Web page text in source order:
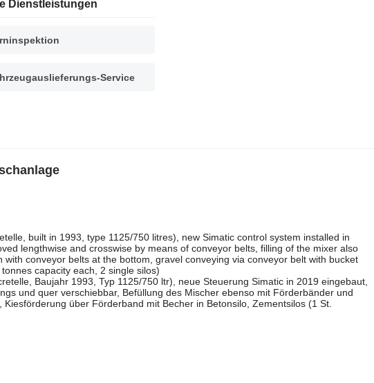
Dienstleistungen
Service
built in 1993, type 1125/750 litres), new Simatic control system installed in
lengthwise and crosswise by means of conveyor belts, filling of the mixer also
conveyor belts at the bottom, gravel conveying via conveyor belt with bucket
capacity each, 2 single silos)
Baujahr 1993, Typ 1125/750 ltr), neue Steuerung Simatic in 2019 eingebaut,
und quer verschiebbar, Befüllung des Mischer ebenso mit Förderbänder und
über Förderband mit Becher in Betonsilo, Zementsilos (1 St.